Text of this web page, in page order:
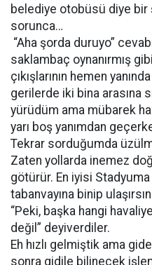
belediye otobüsü diye
sorunca…
“Aha şorda duruyo”
saklambaç oynanırmış
çıkışlarının hemen
gerilerde iki bina arasına
yürüdüm ama mübarek
yarı boş yanımdan
Tekrar sorduğumda
Zaten yollarda inemez
götürür. En iyisi
tabanvayına binip
“Peki, başka hangi
değil” deyiverdiler.
Eh hızlı gelmiştik ama
sonra gidile bilinecek